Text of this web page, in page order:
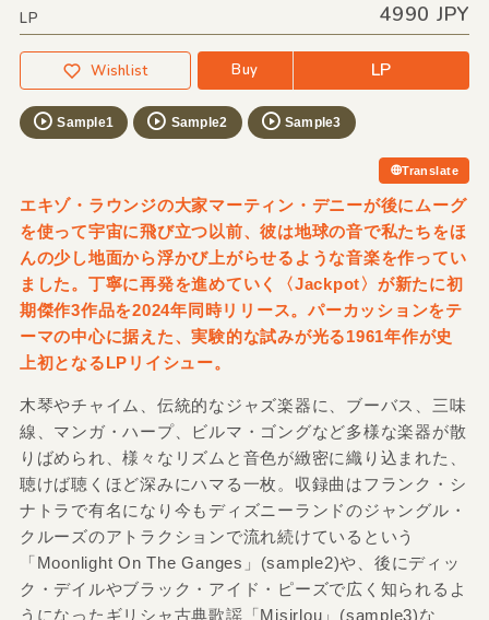
LP 4990 JPY
Wishlist Buy LP
Sample1 Sample2 Sample3
Translate
エキゾ・ラウンジの大家マーティン・デニーが後にムーグ
を使って宇宙に飛び立つ以前、彼は地球の音で私たちをほ
んの少し地面から浮かび上がらせるような音楽を作ってい
ました。丁寧に再発を進めていく〈Jackpot〉が新たに初
期傑作3作品を2024年同時リリース。パーカッションをテ
ーマの中心に据えた、実験的な試みが光る1961年作が史
上初となるLPリイシュー。
木琴やチャイム、伝統的なジャズ楽器に、ブーバス、三味
線、マンガ・ハープ、ビルマ・ゴングなど多様な楽器が散
りばめられ、様々なリズムと音色が緻密に織り込まれた、
聴けば聴くほど深みにハマる一枚。収録曲はフランク・シ
ナトラで有名になり今もディズニーランドのジャングル・
クルーズのアトラクションで流れ続けているという
「Moonlight On The Ganges」(sample2)や、後にディッ
ク・デイルやブラック・アイド・ピーズで広く知られるよ
うになったギリシャ古典歌謡「Misirlou」(sample3)な